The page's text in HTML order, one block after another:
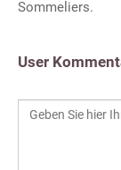
Sommeliers.
User